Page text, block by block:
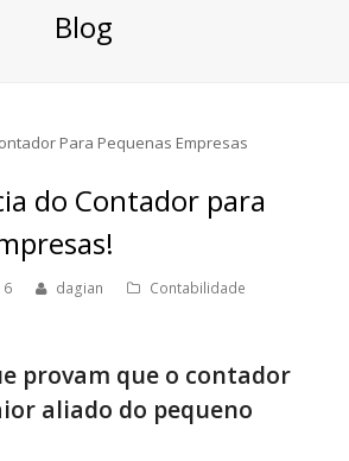
Blog
do Contador para
dagian
Contabilidade
provam que o contador
aliado do pequeno